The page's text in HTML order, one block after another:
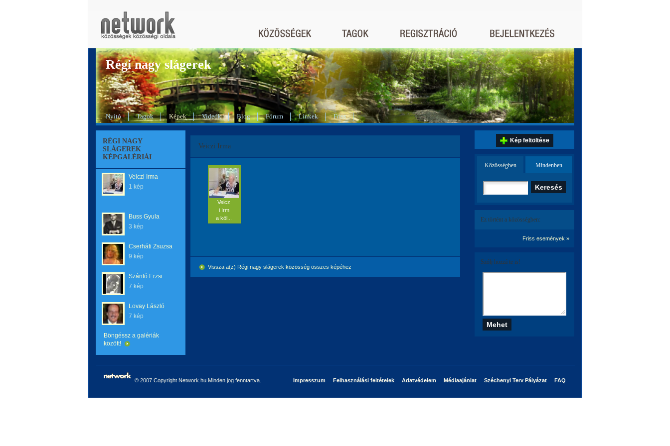
Régi nagy slágerek
Nyitó Tagok Képek Videók Blog Fórum Linkek Friss
RÉGI NAGY
SLÁGEREK
KÉPGALÉRIÁI
Veiczi Irma
1 kép
Buss Gyula
3 kép
Cserháti Zsuzsa
9 kép
Szántó Erzsi
7 kép
Lovay László
7 kép
Böngéssz a galériák
között!
Veiczi Irma
Veicz
i Irm
a köl...
Vissza a(z) Régi nagy slágerek közösség összes képéhez
Kép feltöltése
Közösségben Mindenben
Ez történt a közösségben:
Friss események »
Szólj hozzá te is!
© 2007 Copyright Network.hu Minden jog fenntartva. Impresszum Felhasználási feltételek Adatvédelem Médiaajánlat Széchenyi Terv Pályázat FAQ